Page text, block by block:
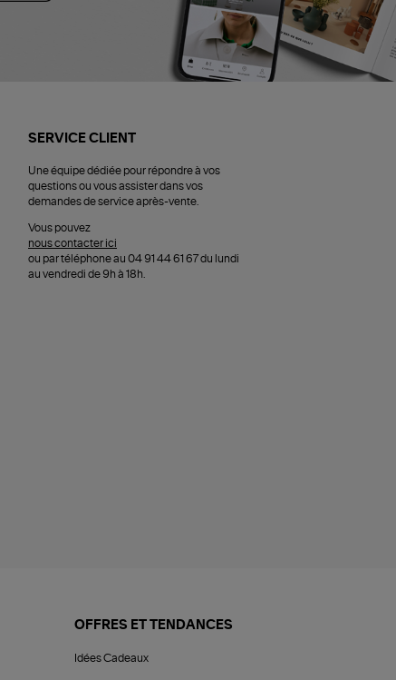
SERVICE CLIENT
Une équipe dédiée pour répondre à vos
questions ou vous assister dans vos
demandes de service après-vente.
Vous pouvez
nous contacter ici
ou par téléphone au 04 91 44 61 67 du lundi
au vendredi de 9h à 18h.
OFFRES ET TENDANCES
Idées Cadeaux